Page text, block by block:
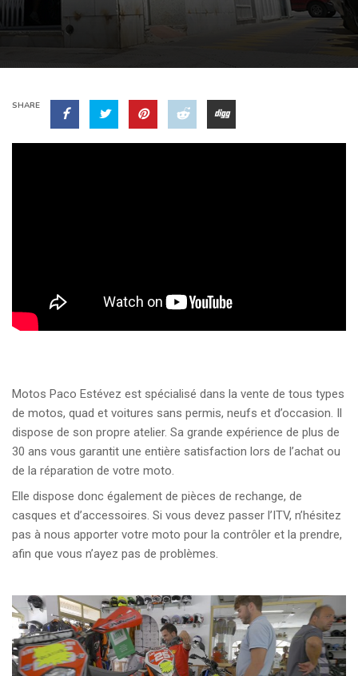
SHARE
Motos Paco Estévez est spécialisé dans la vente de tous types
de motos, quad et voitures sans permis, neufs et d’occasion. Il
dispose de son propre atelier. Sa grande expérience de plus de
30 ans vous garantit une entière satisfaction lors de l’achat ou
de la réparation de votre moto.
Elle dispose donc également de pièces de rechange, de
casques et d’accessoires. Si vous devez passer l’ITV, n’hésitez
pas à nous apporter votre moto pour la contrôler et la prendre,
afin que vous n’ayez pas de problèmes.